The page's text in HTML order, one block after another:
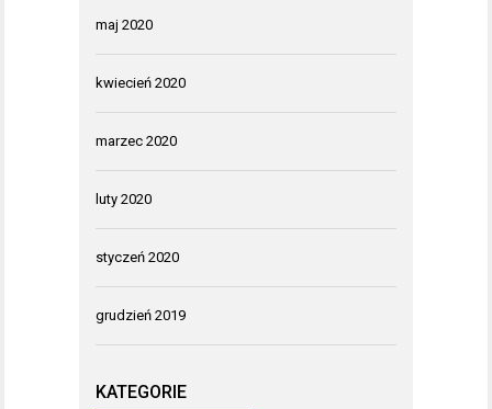
maj 2020
kwiecień 2020
marzec 2020
luty 2020
styczeń 2020
grudzień 2019
KATEGORIE